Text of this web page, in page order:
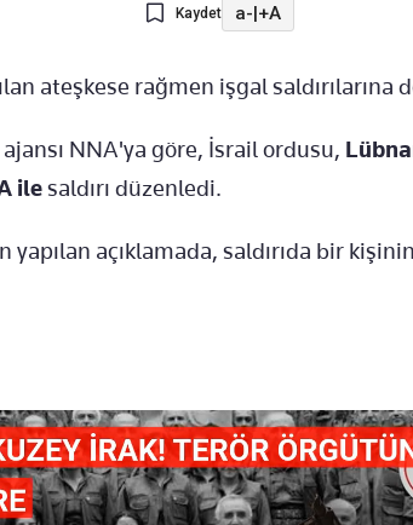
Kaydet a-|+A
ateşkese rağmen işgal saldırılarına
NNA'ya göre, İsrail ordusu,
ilesaldırı düzenledi.
yapılan açıklamada, saldırıda bir